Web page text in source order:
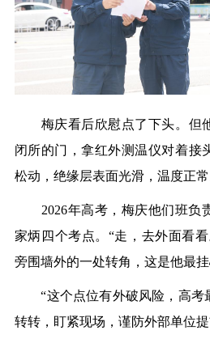
梅庆看后欣慰点了下头。但
闭所的门，拿红外测温仪对着接
松动，绝缘层表面光滑，温度正常
2026年高考，梅庆他们班负
家炳四个考点。“走，去外面看
旁围墙外的一处转角，这是他最挂
“这个点位有外破风险，高考
转转，盯紧现场，谨防外部单位